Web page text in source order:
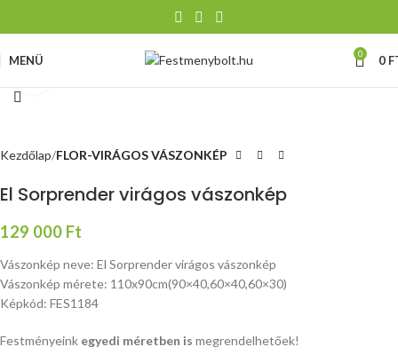
MENÜ 0 0
Kezdőlap FLOR-VIRÁGOS VÁSZONKÉP
El Sorprender virágos vászonkép
129 000 Ft
Vászonkép neve: El Sorprender virágos vászonkép
Vászonkép mérete: 110x90cm(90×40,60×40,60×30)
Képkód: FES1184
Festményeink egyedi méretben is megrendelhetőek!